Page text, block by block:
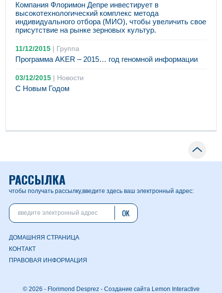
Компания Флоримон Депре инвестирует в
высокотехнологический комплекс метода
индивидуального отбора (МИО), чтобы увеличить свое
присутствие на рынке зерновых культур.
11/12/2015 | Группа
Программа AKER – 2015… год геномной информации
03/12/2015 | Новости
С Новым Годом
РАССЫЛКА
чтобы получать рассылку,введите здесь ваш электронный адрес:
OK
ДОМАШНЯЯ СТРАНИЦА
КОНТАКТ
ПРАВОВАЯ ИНФОРМАЦИЯ
© 2026 - Florimond Desprez - Создание сайта Lemon Interactive